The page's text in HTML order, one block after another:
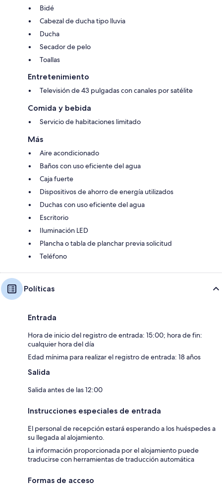
Bidé
Cabezal de ducha tipo lluvia
Ducha
Secador de pelo
Toallas
Entretenimiento
Televisión de 43 pulgadas con canales por satélite
Comida y bebida
Servicio de habitaciones limitado
Más
Aire acondicionado
Baños con uso eficiente del agua
Caja fuerte
Dispositivos de ahorro de energía utilizados
Duchas con uso eficiente del agua
Escritorio
Iluminación LED
Plancha o tabla de planchar previa solicitud
Teléfono
Políticas
Entrada
Hora de inicio del registro de entrada: 15:00; hora de fin:
cualquier hora del día
Edad mínima para realizar el registro de entrada: 18 años
Salida
Salida antes de las 12:00
Instrucciones especiales de entrada
El personal de recepción estará esperando a los huéspedes a
su llegada al alojamiento.
La información proporcionada por el alojamiento puede
traducirse con herramientas de traducción automática
Formas de acceso